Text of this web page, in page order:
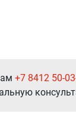
+7 8412 50-